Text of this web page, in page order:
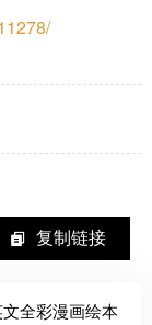
复制链接
全彩漫画绘本